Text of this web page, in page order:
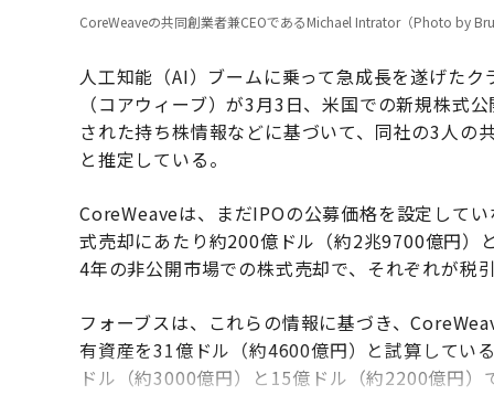
CoreWeaveの共同創業者兼CEOであるMichael Intrator（Photo by
人工知能（AI）ブームに乗って急成長を遂げた
（コアウィーブ）が3月3日、米国での新規株式
された持ち株情報などに基づいて、同社の3人
と推定している。
CoreWeaveは、まだIPOの公募価格を設定して
式売却にあたり約200億ドル（約2兆9700億円
4年の非公開市場での株式売却で、それぞれが
フォーブスは、これらの情報に基づき、
有資産を31億ドル（約4600億円）と試算してい
ドル（約3000億円）と15億ドル（約2200億円